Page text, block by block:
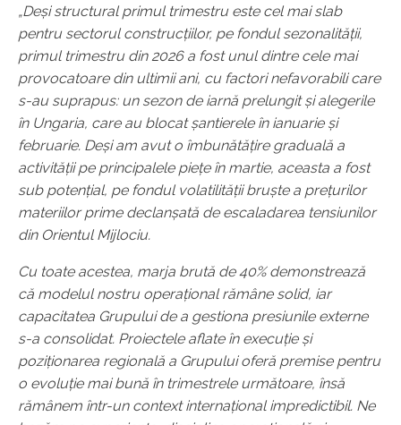
„Deșistructural primul trimestru estecel mai slab
pentru sectorul construcțiilor, pe fondul sezonalității,
primul trimestru din 2026 a fost unul dintre cele mai
provocatoare din ultimii ani, cu factori nefavorabili care
s-au suprapus: un sezon de iarnă prelungitși alegerile
în Ungaria, care au blocat șantierele în ianuarie și
februarie. Deși am avuto îmbunătățire graduală a
activității pe principalele piețeîn martie, aceasta a fost
sub potențial, pe fondul volatilității bruște a prețurilor
materiilor prime declanșată de escaladarea tensiunilor
din Orientul Mijlociu.
Cu toate acestea, marja brută de 40% demonstrează
că modelul nostru operațional rămâne solid, iar
capacitatea Grupului de a gestiona presiunile externe
s-a consolidat. Proiectele aflate în execuție și
poziționarea regională a Grupului oferă premise pentru
o evoluție mai bună în trimestrele următoare, însă
rămânem într-un context internațional impredictibil. Ne